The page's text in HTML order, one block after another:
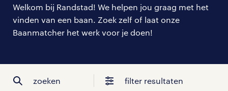
mijn carrière
over randstad
Welkom bij Randstad! We helpen jou graag met het
vinden van een baan. Zoek zelf of laat onze
Baanmatcher het werk voor je doen!
zoeken filter resultaten